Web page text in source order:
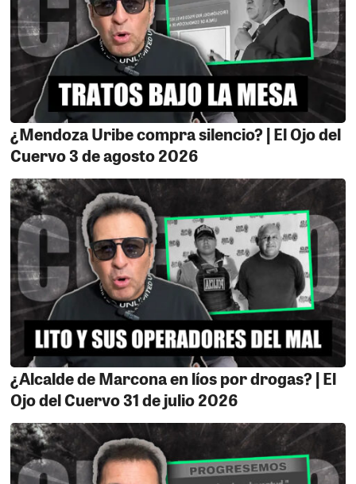
palabras. Tiene seguridad y desenvolvimiento, inncluso
habla mejor que su esposo Javier Gallegos. Lo único
malo es que habla como Jorge Luna y Ricardo Mendoza
porque su mensaje no tiene nada de contenido
relevante . Aunque valgan verdades como estará de
bajo el nivel del partido del Perro que Mónica Guillén es
una de sus mejores cuadros por eso que va con el
número 2. Ayayyyyyy
¿Mendoza Uribe compra silencio? | El Ojo del
Cuervo 3 de agosto 2026
¿Alcalde de Marcona en líos por drogas? | El
Ojo del Cuervo 31 de julio 2026